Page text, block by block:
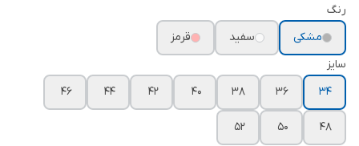
رنگ
مشکی
سفید
قرمز
سایز
۳۴
۳۶ ۳۸ ۴۰ ۴۲ ۴۴ ۴۶
۴۸ ۵۰ ۵۲